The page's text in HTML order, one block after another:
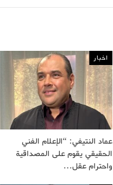
اخبار
عماد النتيفي: “الإعلام الفني
الحقيقي يقوم على المصداقية
واحترام عقل…